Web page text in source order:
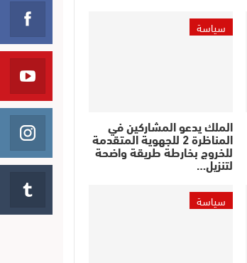
سياسة
الملك يدعو المشاركين في
المناظرة 2 للجهوية المتقدمة
للخروج بخارطة طريقة واضحة
لتنزيل…
سياسة